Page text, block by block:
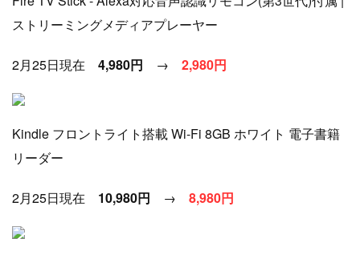
ストリーミングメディアプレーヤー
2月25日現在 4,980円 → 2,980円
Kindle フロントライト搭載 Wi-Fi 8GB ホワイト 電子書籍
リーダー
2月25日現在 10,980円 → 8,980円